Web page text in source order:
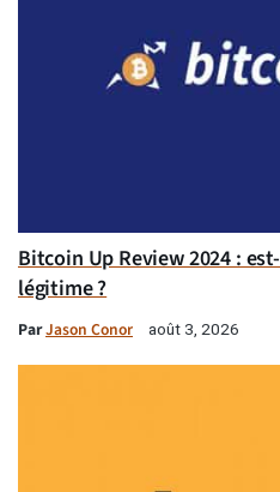
Bitcoin Up Review 2024 :
légitime ?
ParJason Conor août 3, 2026